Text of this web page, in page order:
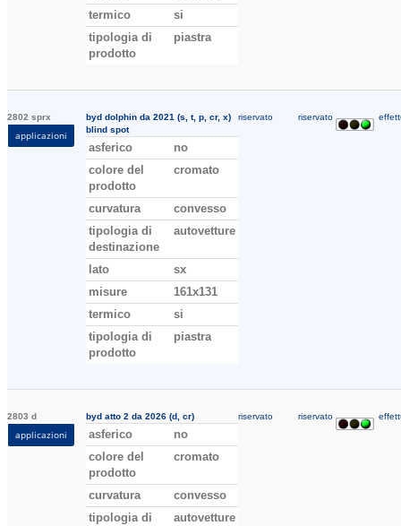
termico
si
tipologia di
prodotto
piastra
2802 sprx
applicazioni
byd dolphin da 2021 (s, t, p, cr, x)
blind spot
asferico
no
colore del
prodotto
cromato
curvatura
convesso
tipologia di
destinazione
autovetture
lato
sx
misure
161x131
termico
si
tipologia di
prodotto
piastra
riservato riservato
2803 d
applicazioni
byd atto 2 da 2026 (d, cr)
asferico
no
colore del
prodotto
cromato
curvatura
convesso
tipologia di
autovetture
riservato riservato